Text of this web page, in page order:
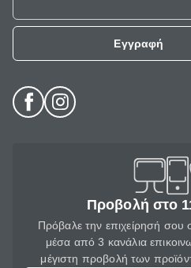
Εγγραφή
Προβολή στο
Πρόβαλε την επιχείρησή
μέσα από 3 κανάλια
μέγιστη προβολή των